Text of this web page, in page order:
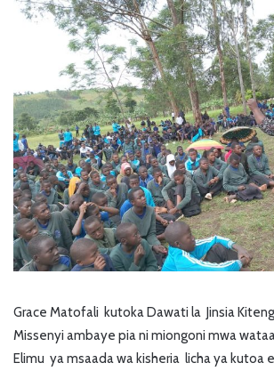
Grace Matofali kutoka Dawati la Jinsia
Missenyi ambaye pia ni miongoni mwa
Elimu ya msaada wa kisheria licha ya kutoa